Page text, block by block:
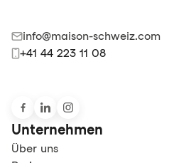
info@maison-schweiz.com
+41 44 223 11 08
Unternehmen
Über uns